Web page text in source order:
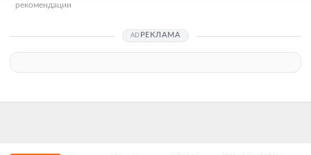
рекомендации
РЕКЛАМА